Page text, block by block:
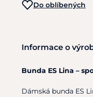
Do oblíbených
Informace o
Bunda ES Lina –
Dámská bunda ES